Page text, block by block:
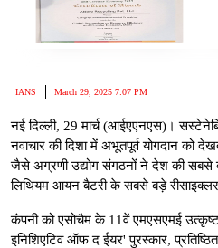
IANS March 29, 2025 7:07 PM
नई दिल्ली, 29 मार्च (आईएएनएस)।
नवाचार की दिशा में अभूतपूर्व योगदान
जैसे अग्रणी उद्योग संगठनों ने देश की सबसे
लिथियम आयन बैटरी के सबसे बड़े रीसाइक्लर
कंपनी को एसोचैम के 11वें एमएसएमई
इनिशिएटिव ऑफ द ईयर' पुरस्कार,